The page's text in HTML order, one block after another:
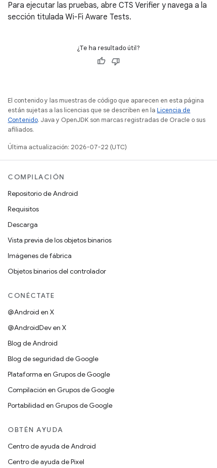
Para ejecutar las pruebas, abre CTS Verifier y navega a la
sección titulada Wi-Fi Aware Tests.
¿Te ha resultado útil?
El contenido y las muestras de código que aparecen en esta página
están sujetas a las licencias que se describen en la Licencia de
Contenido. Java y OpenJDK son marcas registradas de Oracle o sus
afiliados.
Última actualización: 2026-07-22 (UTC)
COMPILACIÓN
Repositorio de Android
Requisitos
Descarga
Vista previa de los objetos binarios
Imágenes de fábrica
Objetos binarios del controlador
CONÉCTATE
@Android en X
@AndroidDev en X
Blog de Android
Blog de seguridad de Google
Plataforma en Grupos de Google
Compilación en Grupos de Google
Portabilidad en Grupos de Google
OBTÉN AYUDA
Centro de ayuda de Android
Centro de ayuda de Pixel